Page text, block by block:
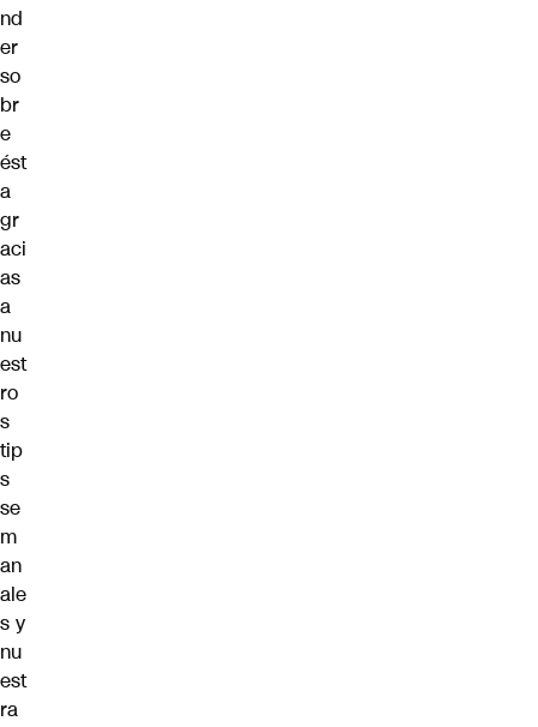
nd
er
so
br
e
ést
a
gr
aci
as
a
nu
est
ro
s
tip
s
se
m
an
ale
s y
nu
est
ra